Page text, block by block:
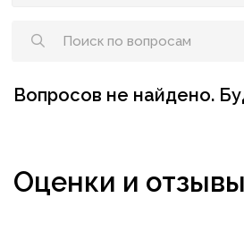
Вопросов не найдено.
Оценки и отзывы